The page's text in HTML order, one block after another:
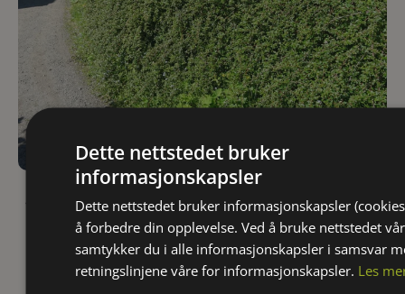
Cotoneaster x suecicus ‘Skogholm’
Vintermispel 'Skogholm'
KLIMASONE:6
HØYDE: Krypende busk (0 - 0,2 m)|Lav (0,2 - 1 m)
Hvite blomsterBLOMSTRING:5-6LYS:
Dette nettstedet bruker
informasjonskapsler
Dette nettstedet bruker informasjonskapsler
å forbedre din opplevelse. Ved å bruke nettstedet
samtykker du i alle informasjonskapsler i samsvar
retningslinjene våre for informasjonskapsler. Les